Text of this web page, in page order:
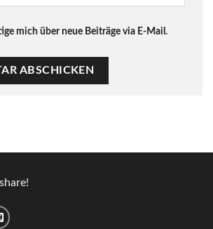
mich über neue Beiträge via E-Mail.